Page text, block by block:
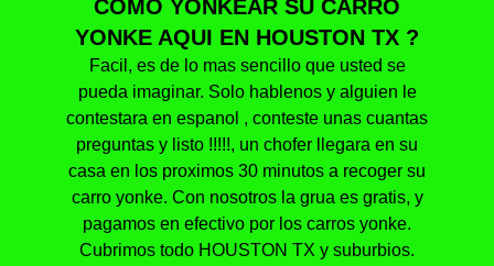
COMO YONKEAR SU CARRO
YONKE AQUI EN HOUSTON TX ?
Facil, es de lo mas sencillo que usted se
pueda imaginar. Solo hablenos y alguien le
contestara en espanol , conteste unas cuantas
preguntas y listo !!!!!, un chofer llegara en su
casa en los proximos 30 minutos a recoger su
carro yonke. Con nosotros la grua es gratis, y
pagamos en efectivo por los carros yonke.
Cubrimos todo HOUSTON TX y suburbios.